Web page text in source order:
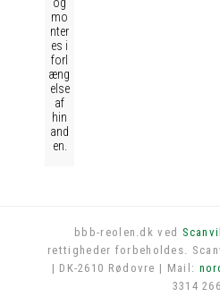
mo
nter
es i
forl
æng
else
af
hin
and
en.
bbb-reolen.dk ved
rettigheder forbeholdes.
| DK-2610 Rødovre | Mail:
3314
Log in